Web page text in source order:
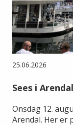
25.06.2026
Sees i
Onsdag 12.
Arendal. Her er